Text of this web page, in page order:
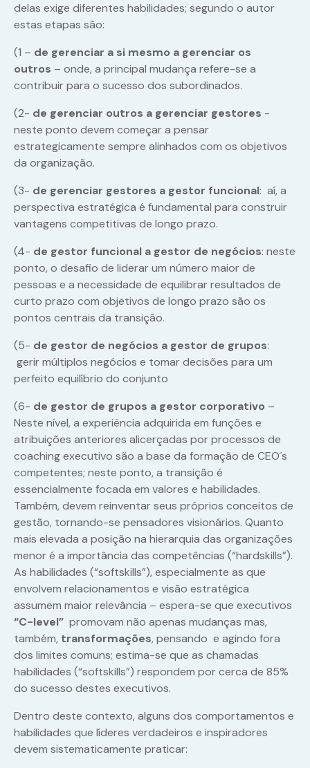
delas exige diferentes habilidades; segundo o autor
estas etapas são:
(1 – de gerenciar a si mesmo a gerenciar os
outros – onde, a principal mudança refere-se a
contribuir para o sucesso dos subordinados.
(2- de gerenciar outros a gerenciar gestores -
neste ponto devem começar a pensar
estrategicamente sempre alinhados com os objetivos
da organização.
(3- de gerenciar gestores a gestor funcional: aí, a
perspectiva estratégica é fundamental para construir
vantagens competitivas de longo prazo.
(4- de gestor funcional a gestor de negócios: neste
ponto, o desafio de liderar um número maior de
pessoas e a necessidade de equilibrar resultados de
curto prazo com objetivos de longo prazo são os
pontos centrais da transição.
(5- de gestor de negócios a gestor de grupos:
gerir múltiplos negócios e tomar decisões para um
perfeito equilíbrio do conjunto
(6- de gestor de grupos a gestor corporativo –
Neste nível, a experiência adquirida em funções e
atribuições anteriores alicerçadas por processos de
coaching executivo são a base da formação de CEO´s
competentes; neste ponto, a transição é
essencialmente focada em valores e habilidades.
Também, devem reinventar seus próprios conceitos de
gestão, tornando-se pensadores visionários. Quanto
mais elevada a posição na hierarquia das organizações
menor é a importância das competências (“hardskills”).
As habilidades (“softskills”), especialmente as que
envolvem relacionamentos e visão estratégica
assumem maior relevância – espera-se que executivos
“C-level” promovam não apenas mudanças mas,
também, transformações, pensando e agindo fora
dos limites comuns; estima-se que as chamadas
habilidades (“softskills”) respondem por cerca de 85%
do sucesso destes executivos.
Dentro deste contexto, alguns dos comportamentos e
habilidades que líderes verdadeiros e inspiradores
devem sistematicamente praticar: